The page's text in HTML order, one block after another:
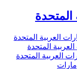
المتحدة
العربية المتحدة
المتحدة
العربية المتحدة